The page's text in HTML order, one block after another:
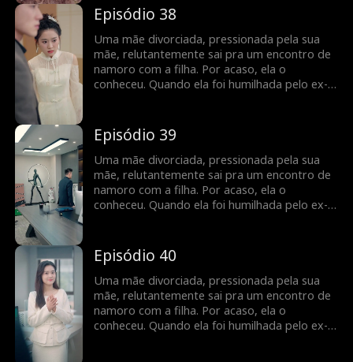
identidade como CEO e a ajudou de todas as
maneiras possíveis, enfrentando obstáculos
no caminho para a felicidade, ela descobre
que ele é o homem com quem ela teve um
caso de uma noite anos atrás, e é o pai
biológico de sua filha...
Episódio 38
Uma mãe divorciada, pressionada pela sua
mãe, relutantemente sai pra um encontro de
namoro com a filha. Por acaso, ela o
conheceu. Quando ela foi humilhada pelo ex-
identidade como CEO e a ajudou de todas as
maneiras possíveis, enfrentando obstáculos
no caminho para a felicidade, ela descobre
que ele é o homem com quem ela teve um
caso de uma noite anos atrás, e é o pai
biológico de sua filha...
Episódio 39
Uma mãe divorciada, pressionada pela sua
mãe, relutantemente sai pra um encontro de
namoro com a filha. Por acaso, ela o
conheceu. Quando ela foi humilhada pelo ex-
identidade como CEO e a ajudou de todas as
maneiras possíveis, enfrentando obstáculos
no caminho para a felicidade, ela descobre
que ele é o homem com quem ela teve um
caso de uma noite anos atrás, e é o pai
biológico de sua filha...
Episódio 40
Uma mãe divorciada, pressionada pela sua
mãe, relutantemente sai pra um encontro de
namoro com a filha. Por acaso, ela o
conheceu. Quando ela foi humilhada pelo ex-